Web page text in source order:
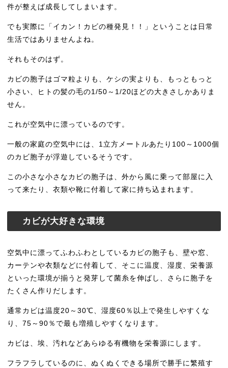
件が整えば成長してしまいます。
でも実際に「イカン！カビの種発見！！」ということは日常
生活ではありませんよね。
それもそのはず。
カビの胞子はゴマ粒よりも、ケシの実よりも、もっともっと
小さい、ヒトの髪の毛の1/50～1/20ほどの大きさしかありま
せん。
これが空気中に漂っているのです。
一般の家庭の空気中には、1立方メートルあたり100～1000個
のカビ胞子が浮遊しているそうです。
この小さな小さなカビの胞子は、外から風に乗って部屋に入
って来たり、衣類や靴に付着して家に持ち込まれます。
カビが大好きな環境
空気中に漂ってふわふわとしているカビの胞子も、壁や窓、
カーテンや衣類などに付着して、そこに温度、湿度、栄養源
といった環境が揃うと発芽して菌糸を伸ばし、さらに胞子を
たくさん作りだします。
通常カビは温度20～30℃、湿度60％以上で発生しやすくな
り、75～90％で最も増殖しやすくなります。
カビは、埃、汚れなどあらゆる有機物を栄養源にします。
フラフラしているのに、ぬくぬくできる場所で勝手に繁殖す